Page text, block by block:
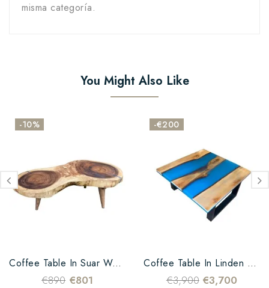
misma categoría.
You Might Also Like
Coffee Table In Suar Wood...
€890
-10%
€801
Coffee Table In Linden Wood...
€3,900
-€200
€3,700